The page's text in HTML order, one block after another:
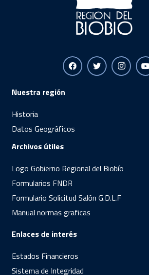
Nuestra región
Historia
Datos Geográficos
Archivos útiles
Logo Gobierno Regional del Biobío
Formularios FNDR
Formulario Solicitud Salón G.D.L.F
Manual normas graficas
Enlaces de interés
Estados Financieros
Sistema de Integridad